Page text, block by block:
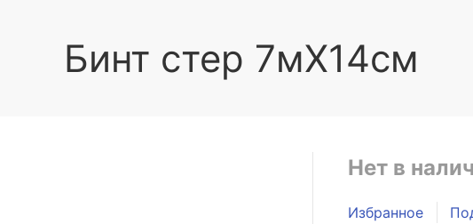
Бинт стер 7мX14см
Нет в
Избранное